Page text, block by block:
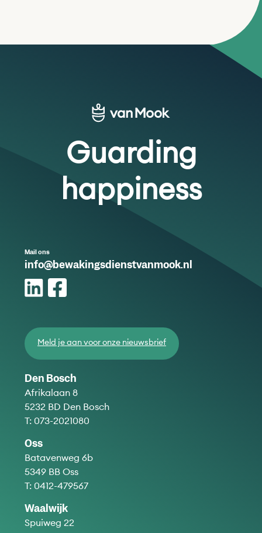
Guarding
happiness
Mail ons
info@bewakingsdienstvanmook.nl
Meld je aan voor onze nieuwsbrief
Den Bosch
Afrikalaan 8
5232 BD Den Bosch
T: 073-2021080
Oss
Batavenweg 6b
5349 BB Oss
T: 0412-479567
Waalwijk
Spuiweg 22